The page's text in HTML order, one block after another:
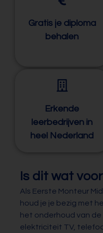
Gratis je diploma
behalen
Erkende
leerbedrijven in
heel Nederland
Is dit wat voor
Als Eerste Monteur
houd je je bezig met
het onderhoud van
elektriciteit TV,